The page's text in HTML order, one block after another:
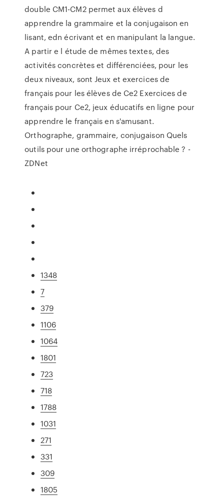
double CM1-CM2 permet aux élèves d
apprendre la grammaire et la conjugaison en
lisant, edn écrivant et en manipulant la langue.
A partir e l étude de mêmes textes, des
activités concrètes et différenciées, pour les
deux niveaux, sont Jeux et exercices de
français pour les élèves de Ce2 Exercices de
français pour Ce2, jeux éducatifs en ligne pour
apprendre le français en s'amusant.
Orthographe, grammaire, conjugaison Quels
outils pour une orthographe irréprochable ? -
ZDNet
1348
7
379
1106
1064
1801
723
718
1788
1031
271
331
309
1805